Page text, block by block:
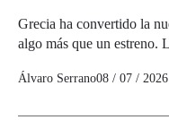
Grecia ha convertido la
algo más que un
Álvaro Serrano08 / 07 / 2026